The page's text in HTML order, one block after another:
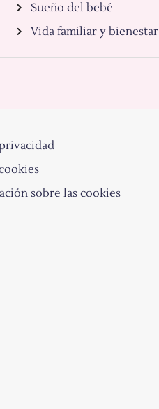
Sueño del bebé
Vida familiar y bienestar
sobre las cookies